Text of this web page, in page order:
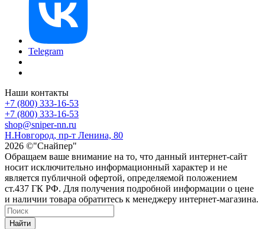
Telegram
Наши контакты
+7 (800) 333-16-53
+7 (800) 333-16-53
shop@sniper-nn.ru
Н.Новгород, пр-т Ленина, 80
2026 ©"Снайпер"
Обращаем ваше внимание на то, что данный интернет-сайт
носит исключительно информационный характер и не
является публичной офертой, определяемой положением
ст.437 ГК РФ. Для получения подробной информации о цене
и наличии товара обратитесь к менеджеру интернет-магазина.
Найти